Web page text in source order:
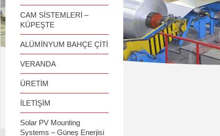
CAM SİSTEMLERİ –
KÜPEŞTE
ALÜMİNYUM BAHÇE ÇİTİ
VERANDA
ÜRETİM
İLETİŞİM
Solar PV Mounting
Systems – Güneş Enerjisi